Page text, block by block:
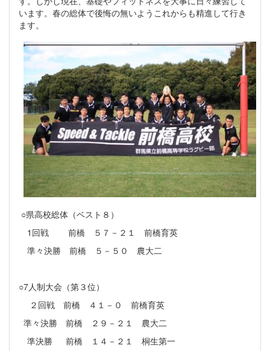
います。春の総体で後悔の無いようこれからも精進して行き
ます。
○県高校総体（ベスト８）
1回戦 前橋 ５７－２１ 前橋育英
準々決勝 前橋 ５－５０ 農大二
○7人制大会（第３位）
２回戦 前橋 ４１－０ 前橋育英
準々決勝 前橋 ２９－２１ 農大二
準決勝 前橋 １４－２１ 桐生第一